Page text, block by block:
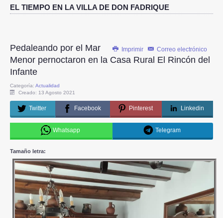
EL TIEMPO EN LA VILLA DE DON FADRIQUE
Imprimir Correo electrónico
Pedaleando por el Mar
Menor pernoctaron en la Casa Rural El Rincón del
Infante
Categoría: Actualidad
Creado: 13 Agosto 2021
Twitter Facebook Pinterest Linkedin
Whatsapp Telegram
Tamaño letra: